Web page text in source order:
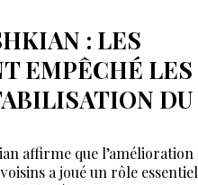
: LES
EMPÊCHÉ LES
DU
affirme que l’amélioration
a joué un rôle essentiel